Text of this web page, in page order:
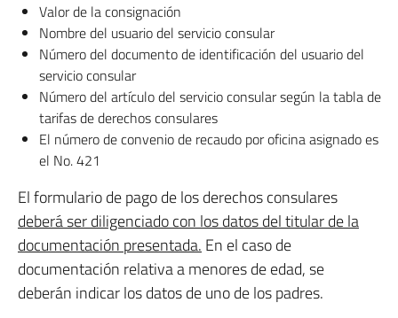
Valor de la consignación
Nombre del usuario del servicio consular
Número del documento de identificación del usuario del
servicio consular
Número del artículo del servicio consular según la tabla de
tarifas de derechos consulares
El número de convenio de recaudo por oficina asignado es
el No. 421
El formulario de pago de los derechos consulares
deberá ser diligenciado con los datos del titular de la
documentación presentada. En el caso de
documentación relativa a menores de edad, se
deberán indicar los datos de uno de los padres.